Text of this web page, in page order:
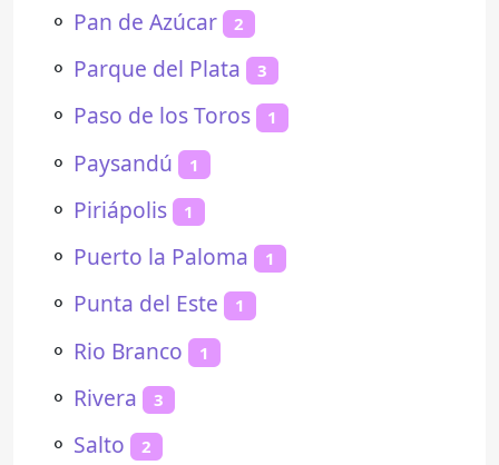
⚬ Pan de Azúcar 2
⚬ Parque del Plata 3
⚬ Paso de los Toros 1
⚬ Paysandú 1
⚬ Piriápolis 1
⚬ Puerto la Paloma 1
⚬ Punta del Este 1
⚬ Rio Branco 1
⚬ Rivera 3
⚬ Salto 2